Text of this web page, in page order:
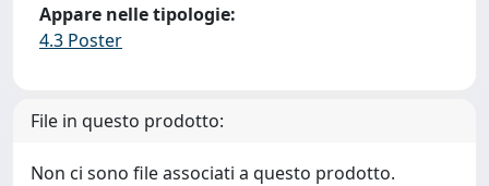
Appare nelle tipologie:
4.3 Poster
File in questo prodotto:
Non ci sono file associati a questo prodotto.